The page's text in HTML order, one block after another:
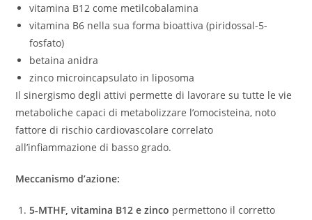
vitamina B12 come metilcobalamina
vitamina B6 nella sua forma bioattiva (piridossal-5-
fosfato)
betaina anidra
zinco microincapsulato in liposoma
Il sinergismo degli attivi permette di lavorare su tutte le vie
metaboliche capaci di metabolizzare l’omocisteina, noto
fattore di rischio cardiovascolare correlato
all’infiammazione di basso grado.
Meccanismo d’azione:
5-MTHF, vitamina B12 e zinco permettono il corretto